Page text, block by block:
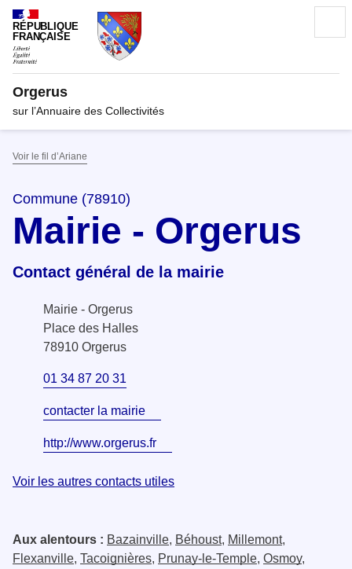
RÉPUBLIQUE
FRANÇAISE
Orgerus
sur l’Annuaire des Collectivités
Voir le fil d’Ariane
Commune (78910)
Mairie - Orgerus
Contact général de la mairie
Mairie - Orgerus
Place des Halles
78910 Orgerus
01 34 87 20 31
contacter la mairie
http://www.orgerus.fr
Voir les autres contacts utiles
Aux alentours : Bazainville, Béhoust, Millemont,
Flexanville, Tacoignières, Prunay-le-Temple, Osmoy,